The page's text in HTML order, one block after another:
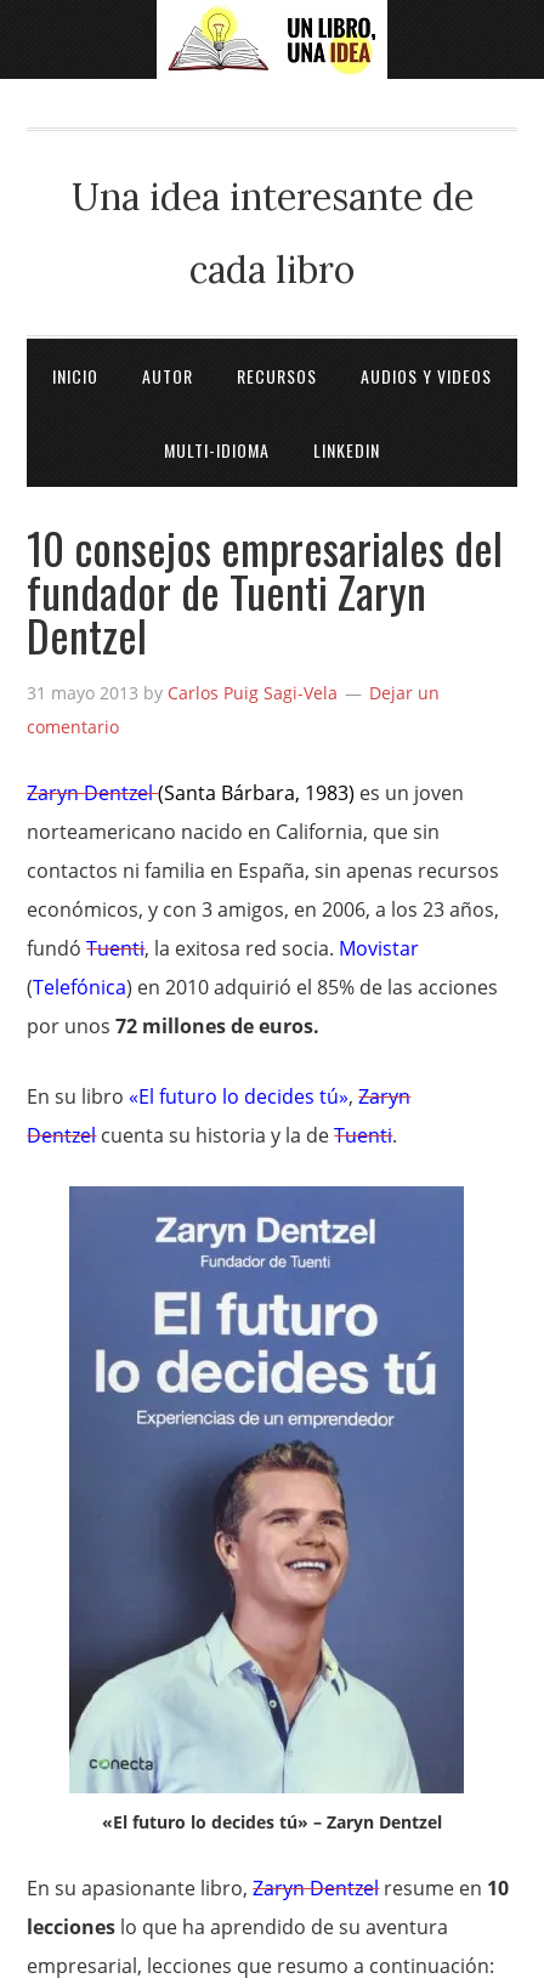
Una idea interesante de
cada libro
INICIO AUTOR RECURSOS AUDIOS Y VIDEOS
MULTI-IDIOMA LINKEDIN
10 consejos empresariales del
fundador de Tuenti Zaryn
Dentzel
31 mayo 2013 by Carlos Puig Sagi-Vela
Dejar un
comentario
Zaryn Dentzel(Santa Bárbara, 1983) es un joven
norteamericano nacido en California, que sin
contactos ni familia en España, sin apenas recursos
económicos, y con 3 amigos, en 2006, a los 23 años,
fundóTuenti, la exitosa red socia. Movistar
(Telefónica) en 2010 adquirió el 85% de las acciones
por unos72 millones de euros.
En su libro«El futuro lo decides tú»,Zaryn
Dentzel cuenta su historia y la deTuenti.
«El futuro lo decides tú» – Zaryn Dentzel
En su apasionante libro,Zaryn Dentzel resume en 10
lecciones lo que ha aprendido de su aventura
empresarial, lecciones que resumo a continuación: